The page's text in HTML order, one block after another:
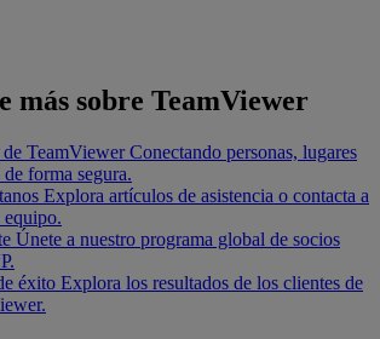
más sobre TeamViewer
TeamViewer Conectando personas, lugares
de forma segura.
Explora artículos de asistencia o contacta a
equipo.
Únete a nuestro programa global de socios
éxito Explora los resultados de los clientes de